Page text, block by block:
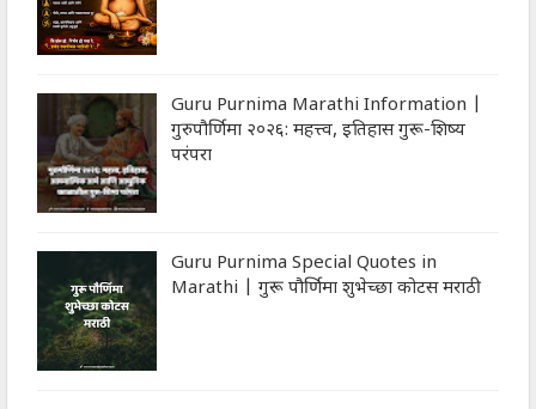
Guru Purnima Marathi Information |
गुरुपौर्णिमा २०२६: महत्त्व, इतिहास गुरू-शिष्य
परंपरा
Guru Purnima Special Quotes in
Marathi | गुरू पौर्णिमा शुभेच्‍छा कोटस मराठी